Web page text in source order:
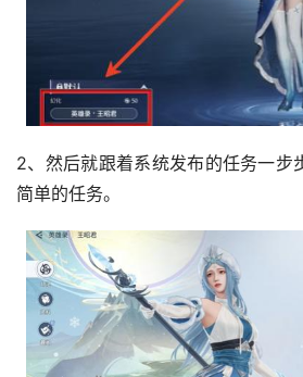
2、然后就跟着系统发布的任务一步
简单的任务。